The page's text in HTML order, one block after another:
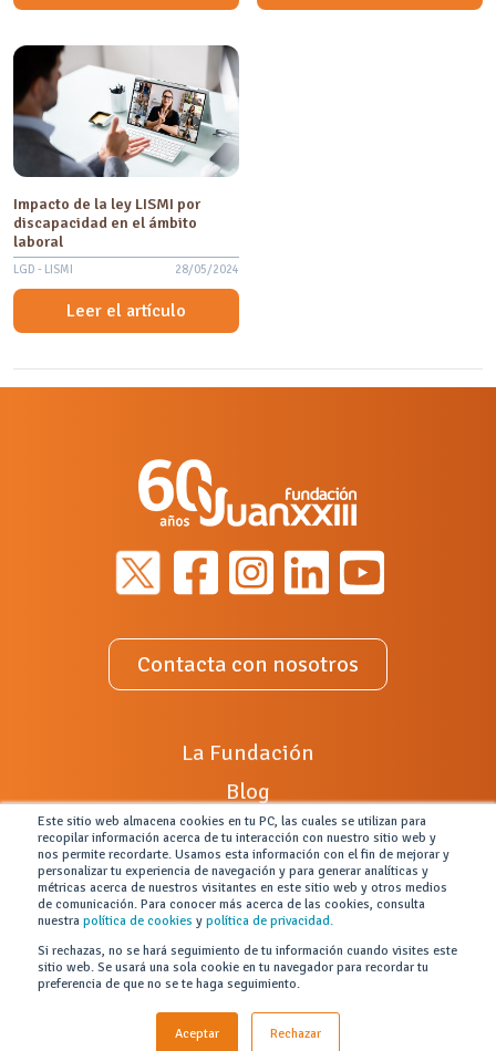
Este sitio web almacena cookies en tu PC, las cuales se utilizan para
recopilar información acerca de tu interacción con nuestro sitio web y
nos permite recordarte. Usamos esta información con el fin de mejorar y
personalizar tu experiencia de navegación y para generar analíticas y
métricas acerca de nuestros visitantes en este sitio web y otros medios
de comunicación. Para conocer más acerca de las cookies, consulta
nuestra política de cookies y política de privacidad.
Si rechazas, no se hará seguimiento de tu información cuando visites este
sitio web. Se usará una sola cookie en tu navegador para recordar tu
preferencia de que no se te haga seguimiento.
Aceptar Rechazar
Impacto de la ley LISMI por
discapacidad en el ámbito
laboral
LGD - LISMI 28/05/2024
Leer el artículo
Contacta con nosotros
La Fundación
Blog
Radio XXIII
¿Alguna incidencia?
Colabora con nosotros
Portal de empleo
Ley General de Discapacidad
Canal de denuncias